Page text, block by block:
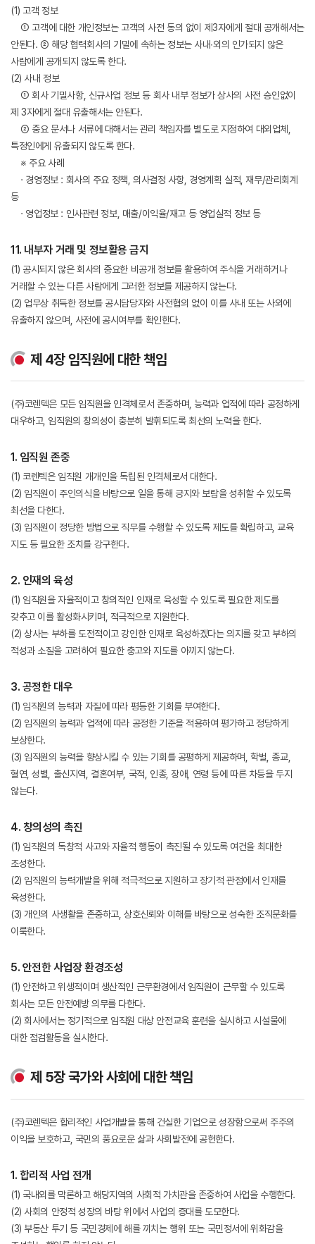
(1) 고객 정보
① 고객에 대한 개인정보는 고객의 사전 동의 없이 제3자에게 절대 공개해서는
안된다. ② 해당 협력회사의 기밀에 속하는 정보는 사내∙외의 인가되지 않은
사람에게 공개되지 않도록 한다.
(2) 사내 정보
① 회사 기밀사항, 신규사업 정보 등 회사 내부 정보가 상사의 사전 승인없이
제 3자에게 절대 유출해서는 안된다.
② 중요 문서나 서류에 대해서는 관리 책임자를 별도로 지정하여 대외업체,
특정인에게 유출되지 않도록 한다.
※ 주요 사례
· 경영정보 : 회사의 주요 정책, 의사결정 사항, 경영계획 실적, 재무/관리회계
등
· 영업정보 : 인사관련 정보, 매출/이익율/재고 등 영업실적 정보 등
11. 내부자 거래 및 정보활용 금지
(1) 공시되지 않은 회사의 중요한 비공개 정보를 활용하여 주식을 거래하거나
거래할 수 있는 다른 사람에게 그러한 정보를 제공하지 않는다.
(2) 업무상 취득한 정보를 공시담당자와 사전협의 없이 이를 사내 또는 사외에
유출하지 않으며, 사전에 공시여부를 확인한다.
제 4장 임직원에 대한 책임
(주)코렌텍은 모든 임직원을 인격체로서 존중하며, 능력과 업적에 따라 공정하게
대우하고, 임직원의 창의성이 충분히 발휘되도록 최선의 노력을 한다.
1. 임직원 존중
(1) 코렌텍은 임직원 개개인을 독립된 인격체로서 대한다.
(2) 임직원이 주인의식을 바탕으로 일을 통해 긍지와 보람을 성취할 수 있도록
최선을 다한다.
(3) 임직원이 정당한 방법으로 직무를 수행할 수 있도록 제도를 확립하고, 교육
지도 등 필요한 조치를 강구한다.
2. 인재의 육성
(1) 임직원을 자율적이고 창의적인 인재로 육성할 수 있도록 필요한 제도를
갖추고 이를 활성화시키며, 적극적으로 지원한다.
(2) 상사는 부하를 도전적이고 강인한 인재로 육성하겠다는 의지를 갖고 부하의
적성과 소질을 고려하여 필요한 충고와 지도를 아끼지 않는다.
3. 공정한 대우
(1) 임직원의 능력과 자질에 따라 평등한 기회를 부여한다.
(2) 임직원의 능력과 업적에 따라 공정한 기준을 적용하여 평가하고 정당하게
보상한다.
(3) 임직원의 능력을 향상시킬 수 있는 기회를 공평하게 제공하며, 학벌, 종교,
혈연, 성별, 출신지역, 결혼여부, 국적, 인종, 장애, 연령 등에 따른 차등을 두지
않는다.
4. 창의성의 촉진
(1) 임직원의 독창적 사고와 자율적 행동이 촉진될 수 있도록 여건을 최대한
조성한다.
(2) 임직원의 능력개발을 위해 적극적으로 지원하고 장기적 관점에서 인재를
육성한다.
(3) 개인의 사생활을 존중하고, 상호신뢰와 이해를 바탕으로 성숙한 조직문화를
이룩한다.
5. 안전한 사업장 환경조성
(1) 안전하고 위생적이며 생산적인 근무환경에서 임직원이 근무할 수 있도록
회사는 모든 안전예방 의무를 다한다.
(2) 회사에서는 정기적으로 임직원 대상 안전교육 훈련을 실시하고 시설물에
대한 점검활동을 실시한다.
제 5장 국가와 사회에 대한 책임
(주)코렌텍은 합리적인 사업개발을 통해 건실한 기업으로 성장함으로써 주주의
이익을 보호하고, 국민의 풍요로운 삶과 사회발전에 공헌한다.
1. 합리적 사업 전개
(1) 국내외를 막론하고 해당지역의 사회적 가치관을 존중하여 사업을 수행한다.
(2) 사회의 안정적 성장의 바탕 위에서 사업의 증대를 도모한다.
(3) 부동산 투기 등 국민경제에 해를 끼치는 행위 또는 국민정서에 위화감을